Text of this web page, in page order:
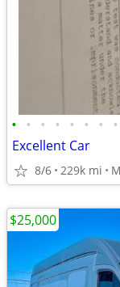
• • • • • • • •
Excellent Car
8/6 229k mi
$25,000